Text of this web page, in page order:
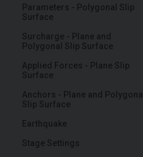
Parameters - Polygonal Slip
Surface
Surcharge - Plane and
Polygonal Slip Surface
Applied Forces - Plane Slip
Surface
Anchors - Plane and Polygonal
Slip Surface
Earthquake
Stage Settings